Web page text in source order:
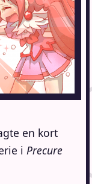
en kort
i Precure